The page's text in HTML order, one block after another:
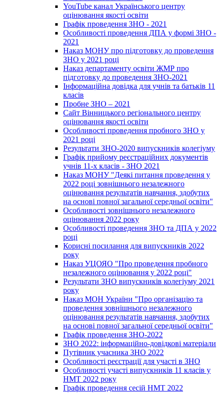
YouTube канал Українського центру
оцінювання якості освіти
Графік проведення ЗНО - 2021
Особливості проведення ДПА у формі ЗНО -
2021
Наказ МОНУ про підготовку до проведення
ЗНО у 2021 році
Наказ департаменту освіти ЖМР про
підготовку до проведення ЗНО-2021
Інформаційна довідка для учнів та батьків 11
класів
Пробне ЗНО – 2021
Сайт Вінницького регіонального центру
оцінювання якості освіти
Особливості проведення пробного ЗНО у
2021 році
Результати ЗНО-2020 випускників колегіуму
Графік прийому реєстраційних документів
учнів 11-х класів - ЗНО 2021
Наказ МОНУ "Деякі питання проведення у
2022 році зовнішнього незалежного
оцінювання результатів навчання, здобутих
на основі повної загальної середньої освіти"
Особливості зовнішнього незалежного
оцінювання 2022 року
Особливості проведення ЗНО та ДПА у 2022
році
Корисні посилання для випускників 2022
року
Наказ УЦОЯО "Про проведення пробного
незалежного оцінювання у 2022 році"
Результати ЗНО випускників колегіуму 2021
року
Наказ МОН України "Про організацію та
проведення зовнішнього незалежного
оцінювання результатів навчання, здобутих
на основі повної загальної середньої освіти"
Графік проведення ЗНО-2022
ЗНО 2022: інформаційно-довідкові матеріали
Путівник учасника ЗНО 2022
Особливості реєстрації для участі в ЗНО
Особливості участі випускників 11 класів у
НМТ 2022 року
Графік проведення сесій НМТ 2022